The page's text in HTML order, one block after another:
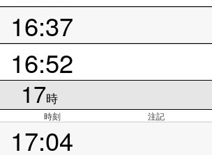
16:37
16:52
17時
時刻 注記
17:04